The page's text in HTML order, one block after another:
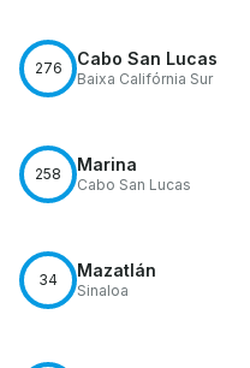
276 Cabo San Lucas
Baixa Califórnia Sur
258 Marina
Cabo San Lucas
34 Mazatlán
Sinaloa